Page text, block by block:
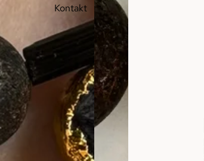
Kontakt